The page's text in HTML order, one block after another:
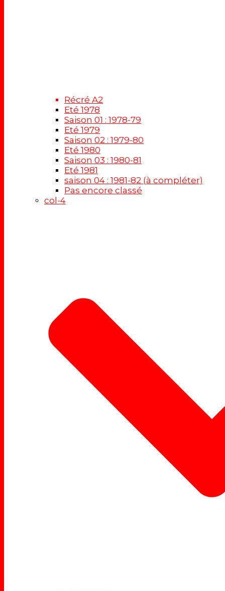
Récré A2
Eté 1978
Saison 01 : 1978-79
Eté 1979
Saison 02 : 1979-80
Eté 1980
Saison 03 : 1980-81
Eté 1981
saison 04 : 1981-82 (à compléter)
Pas encore classé
col-4